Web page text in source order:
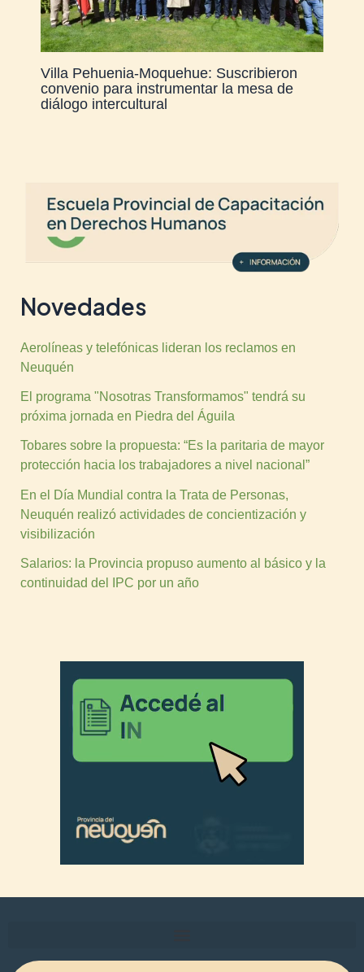
Villa Pehuenia-Moquehue: Suscribieron
convenio para instrumentar la mesa de
diálogo intercultural
Novedades
Aerolíneas y telefónicas lideran los reclamos en
Neuquén
El programa "Nosotras Transformamos" tendrá su
próxima jornada en Piedra del Águila
Tobares sobre la propuesta: “Es la paritaria de mayor
protección hacia los trabajadores a nivel nacional”
En el Día Mundial contra la Trata de Personas,
Neuquén realizó actividades de concientización y
visibilización
Salarios: la Provincia propuso aumento al básico y la
continuidad del IPC por un año